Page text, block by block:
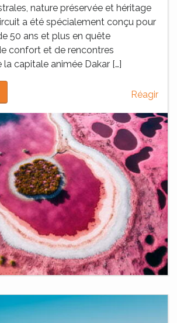
nature préservée et héritage
a été spécialement conçu pour
50 ans et plus en quête
confort et de rencontres
la capitale animée Dakar […]
Réagir